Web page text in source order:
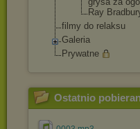
Ray
filmy do relaksu
Galeria
Prywatne
Ostatnio